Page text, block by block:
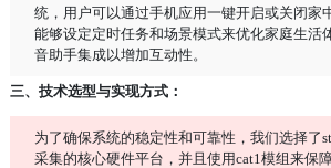
统，用户可以通过手机应用一键开启或关闭家
能够设定定时任务和场景模式来优化家庭生活
音助手集成以增加互动性。
三、技术选型与实现方式：
为了确保系统的稳定性和可靠性，我们选择了
采集的核心硬件平台，并且使用cat1模组来保